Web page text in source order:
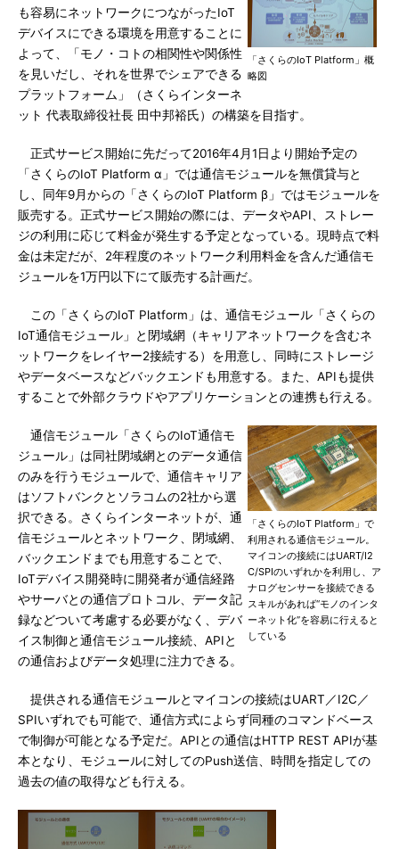
「さくらのIoT Platform」概
略図
も容易にネットワークにつながったIoT
デバイスにできる環境を用意することに
よって、「モノ・コトの相関性や関係性
を見いだし、それを世界でシェアできる
プラットフォーム」（さくらインターネ
ット 代表取締役社長 田中邦裕氏）の構築を目指す。
正式サービス開始に先だって2016年4月1日より開始予定の
「さくらのIoT Platform α」では通信モジュールを無償貸与と
し、同年9月からの「さくらのIoT Platform β」ではモジュールを
販売する。正式サービス開始の際には、データやAPI、ストレー
ジの利用に応じて料金が発生する予定となっている。現時点で料
金は未定だが、2年程度のネットワーク利用料金を含んだ通信モ
ジュールを1万円以下にて販売する計画だ。
この「さくらのIoT Platform」は、通信モジュール「さくらの
IoT通信モジュール」と閉域網（キャリアネットワークを含むネ
ットワークをレイヤー2接続する）を用意し、同時にストレージ
やデータベースなどバックエンドも用意する。また、APIも提供
することで外部クラウドやアプリケーションとの連携も行える。
「さくらのIoT Platform」で
利用される通信モジュール。
マイコンの接続にはUART/I2
C/SPIのいずれかを利用し、ア
ナログセンサーを接続できる
スキルがあれば“モノのインタ
ーネット化”を容易に行えると
している
通信モジュール「さくらのIoT通信モ
ジュール」は同社閉域網とのデータ通信
のみを行うモジュールで、通信キャリア
はソフトバンクとソラコムの2社から選
択できる。さくらインターネットが、通
信モジュールとネットワーク、閉域網、
バックエンドまでも用意することで、
IoTデバイス開発時に開発者が通信経路
やサーバとの通信プロトコル、データ記
録などついて考慮する必要がなく、デバ
イス制御と通信モジュール接続、APIと
の通信およびデータ処理に注力できる。
提供される通信モジュールとマイコンの接続はUART／I2C／
SPIいずれでも可能で、通信方式によらず同種のコマンドベース
で制御が可能となる予定だ。APIとの通信はHTTP REST APIが基
本となり、モジュールに対してのPush送信、時間を指定しての
過去の値の取得なども行える。